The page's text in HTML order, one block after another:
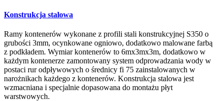
Konstrukcja stalowa
Ramy kontenerów wykonane z profili stali konstrukcyjnej S350 o
grubości 3mm, ocynkowane ogniowo, dodatkowo malowane farbą
z podkładem. Wymiar kontenerów to 6mx3mx3m, dodatkowo w
każdym kontenerze zamontowany system odprowadzania wody w
postaci rur odpływowych o średnicy fi 75 zainstalowanych w
narożnikach każdego z kontenerów. Konstrukcja stalowa jest
wzmacniana i specjalnie dopasowana do montażu płyt
warstwowych.